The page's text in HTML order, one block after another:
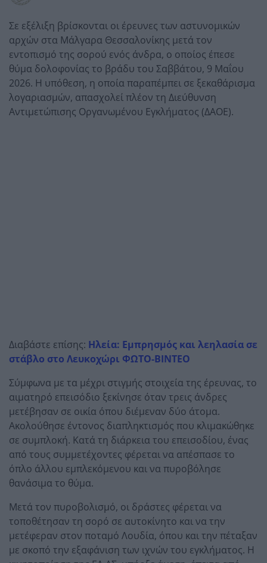
Σε εξέλιξη βρίσκονται οι έρευνες των αστυνομικών
αρχών στα Μάλγαρα Θεσσαλονίκης μετά τον
εντοπισμό της σορού ενός άνδρα, ο οποίος έπεσε
θύμα δολοφονίας το βράδυ του Σαββάτου, 9 Μαΐου
2026. Η υπόθεση, η οποία παραπέμπει σε ξεκαθάρισμα
λογαριασμών, απασχολεί πλέον τη Διεύθυνση
Αντιμετώπισης Οργανωμένου Εγκλήματος (ΔΑΟΕ).
Διαβάστε επίσης: Ηλεία: Εμπρησμός και λεηλασία σε
στάβλο στο Λευκοχώρι ΦΩΤΟ-ΒΙΝΤΕΟ
Σύμφωνα με τα μέχρι στιγμής στοιχεία της έρευνας, το
αιματηρό επεισόδιο ξεκίνησε όταν τρεις άνδρες
μετέβησαν σε οικία όπου διέμεναν δύο άτομα.
Ακολούθησε έντονος διαπληκτισμός που κλιμακώθηκε
σε συμπλοκή. Κατά τη διάρκεια του επεισοδίου, ένας
από τους συμμετέχοντες φέρεται να απέσπασε το
όπλο άλλου εμπλεκόμενου και να πυροβόλησε
θανάσιμα το θύμα.
Μετά τον πυροβολισμό, οι δράστες φέρεται να
τοποθέτησαν τη σορό σε αυτοκίνητο και να την
μετέφεραν στον ποταμό Λουδία, όπου και την πέταξαν
με σκοπό την εξαφάνιση των ιχνών του εγκλήματος. Η